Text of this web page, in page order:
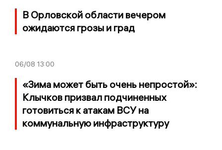
В Орловской области вечером
ожидаются грозы и град
06/08 13:00
«Зима может быть очень непростой»:
Клычков призвал подчиненных
готовиться к атакам ВСУ на
коммунальную инфраструктуру